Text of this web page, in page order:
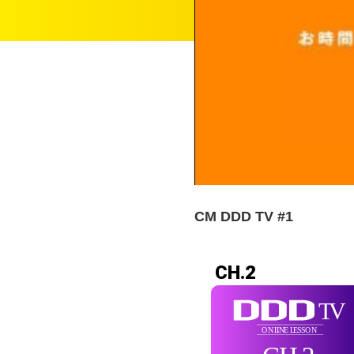
CM DDD TV #1
CH.2